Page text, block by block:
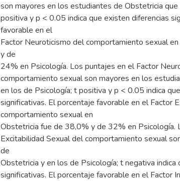
son mayores en los estudiantes de Obstetricia
positiva y p < 0.05 indica que existen diferencias
favorable en el
Factor Neuroticismo del comportamiento sexual
y de
24% en Psicología. Los puntajes en el Factor
comportamiento sexual son mayores en los
en los de Psicología; t positiva y p < 0.05 indica
significativas. El porcentaje favorable en el Factor
comportamiento sexual en
Obstetricia fue de 38,0% y de 32% en Psicología.
Excitabilidad Sexual del comportamiento sexual
de
Obstetricia y en los de Psicología; t negativa indica
significativas. El porcentaje favorable en el Factor